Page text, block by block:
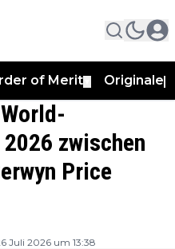
of Merit Originale
zwischen
Price
Juli 2026 um 13:38